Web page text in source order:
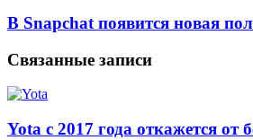
В Snapchat появится новая
Связанные записи
Yota с 2017 года откажется от